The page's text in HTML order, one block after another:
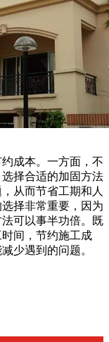
成本。一方面，不
择合适的加固方法
从而节省工期和人
择非常重要，因为
可以事半功倍。既
间，节约施工成
少遇到的问题。